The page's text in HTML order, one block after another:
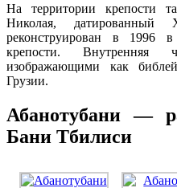
На территории крепости
Николая,
реконструирован в 1996
крепости. Внутренняя
изображающими как
Грузии.
Абанотубани —
Бани Тбилиси